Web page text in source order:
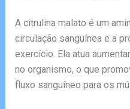
A citrulina malato é um
circulação sanguínea e a
exercício. Ela atua
no organismo, o que
fluxo sanguíneo para os